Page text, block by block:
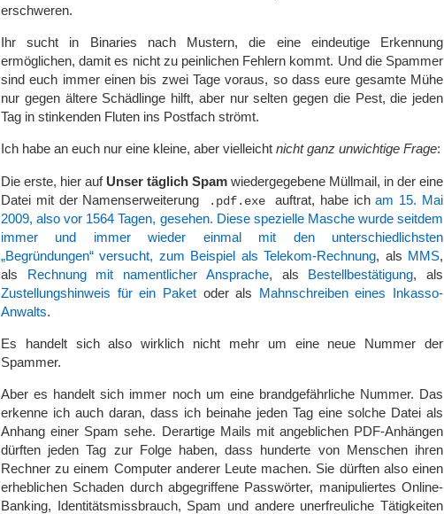
erschweren.
Ihr sucht in Binaries nach Mustern, die eine eindeutige Erkennung
ermöglichen, damit es nicht zu peinlichen Fehlern kommt. Und die Spammer
sind euch immer einen bis zwei Tage voraus, so dass eure gesamte Mühe
nur gegen ältere Schädlinge hilft, aber nur selten gegen die Pest, die jeden
Tag in stinkenden Fluten ins Postfach strömt.
Ich habe an euch nur eine kleine, aber vielleicht nicht ganz unwichtige Frage:
Die erste, hier auf Unser täglich Spam wiedergegebene Müllmail, in der eine
Datei mit der Namenserweiterung
.pdf.exe auftrat, habe icham 15. Mai
2009, also vor 1564 Tagen, gesehen. Diese spezielle Masche wurde seitdem
immer und immer wieder einmal mit den unterschiedlichsten
„Begründungen“ versucht, zum Beispiel als Telekom-Rechnung, als MMS,
als Rechnung mit namentlicher Ansprache, als Bestellbestätigung, als
Zustellungshinweis für ein Paketoder als Mahnschreiben eines Inkasso-
Anwalts.
Es handelt sich also wirklich nicht mehr um eine neue Nummer der
Spammer.
Aber es handelt sich immer noch um eine brandgefährliche Nummer. Das
erkenne ich auch daran, dass ich beinahe jeden Tag eine solche Datei als
Anhang einer Spam sehe. Derartige Mails mit angeblichen PDF-Anhängen
dürften jeden Tag zur Folge haben, dass hunderte von Menschen ihren
Rechner zu einem Computer anderer Leute machen. Sie dürften also einen
erheblichen Schaden durch abgegriffene Passwörter, manipuliertes Online-
Banking, Identitätsmissbrauch, Spam und andere unerfreuliche Tätigkeiten